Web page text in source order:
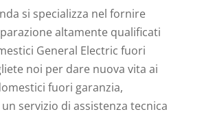
si specializza nel fornire
altamente qualificati
General Electric fuori
noi per dare nuova vita ai
fuori garanzia,
servizio di assistenza tecnica